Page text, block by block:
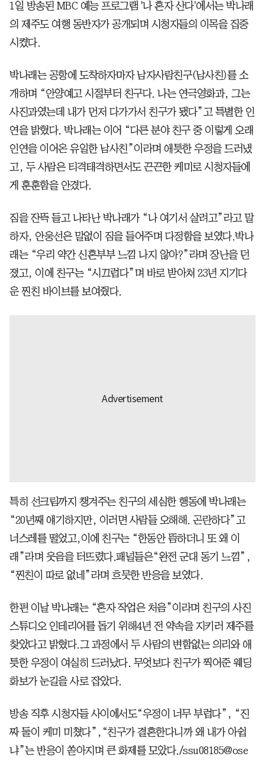
1일 방송된 MBC 예능 프로그램 '나 혼자 산다'에서는 박나래
의 제주도 여행 동반자가 공개되며 시청자들의 이목을 집중
시켰다.
박나래는 공항에 도착하자마자 남자사람친구(남사친)를 소
개하며 “안양예고 시절부터 친구다. 나는 연극영화과, 그는
사진과였는데 내가 먼저 다가가서 친구가 됐다”고 특별한 인
연을 밝혔다. 박나래는 이어 “다른 분야 친구 중 이렇게 오래
인연을 이어온 유일한 남사친”이라며 애틋한 우정을 드러냈
고, 두 사람은 티격태격하면서도 끈끈한 케미로 시청자들에
게 훈훈함을 안겼다.
짐을 잔뜩 들고 나타난 박나래가 “나 여기서 살려고”라고 말
하자, 안웅선은 말없이 짐을 들어주며 다정함을 보였다.박나
래는 “우리 약간 신혼부부 느낌 나지 않아?”라며 장난을 던
졌고, 이에 친구는 “시끄럽다”며 바로 받아쳐 23년 지기다
운 찐친 바이브를 보여줬다.
특히 선크림까지 챙겨주는 친구의 세심한 행동에 박나래는
“20년째 얘기하지만, 이러면 사람들 오해해. 곤란하다”고
너스레를 떨었고,이에 친구는 “한동안 뜸하더니 또 왜 이
래”라며 웃음을 터뜨렸다.패널들은“완전 군대 동기 느낌”,
“찐친이 따로 없네”라며 흐뭇한 반응을 보였다.
한편 이날 박나래는 “혼자 작업은 처음”이라며 친구의 사진
스튜디오 인테리어를 돕기 위해4년 전 약속을 지키러 제주를
찾았다고 밝혔다.그 과정에서 두 사람의 변함없는 의리와 애
틋한 우정이 여실히 드러났다. 무엇보다 친구가 찍어준 웨딩
화보가 눈길을 사로 잡았다.
방송 직후 시청자들 사이에서도“우정이 너무 부럽다”, “진
짜 둘이 케미 미쳤다”,“친구가 결혼한다니까 왜 내가 아쉽
냐”는 반응이 쏟아지며 큰 화제를 모았다./ssu08185@ose